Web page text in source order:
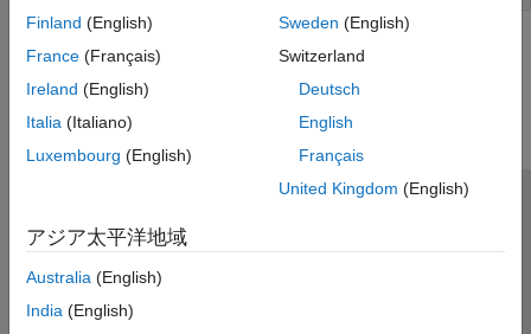
この情報は役に立ちましたか？
Finland (English)
France (Français)
Ireland (English)
Italia (Italiano)
Luxembourg (English)
Sweden (English)
Switzerland
Deutsch
English
Français
United Kingdom (English)
アジア太平洋地域
Australia (English)
India (English)
違法コピー防止
アプリケーション ステータス
© 1994-2026 The MathWorks, Inc.